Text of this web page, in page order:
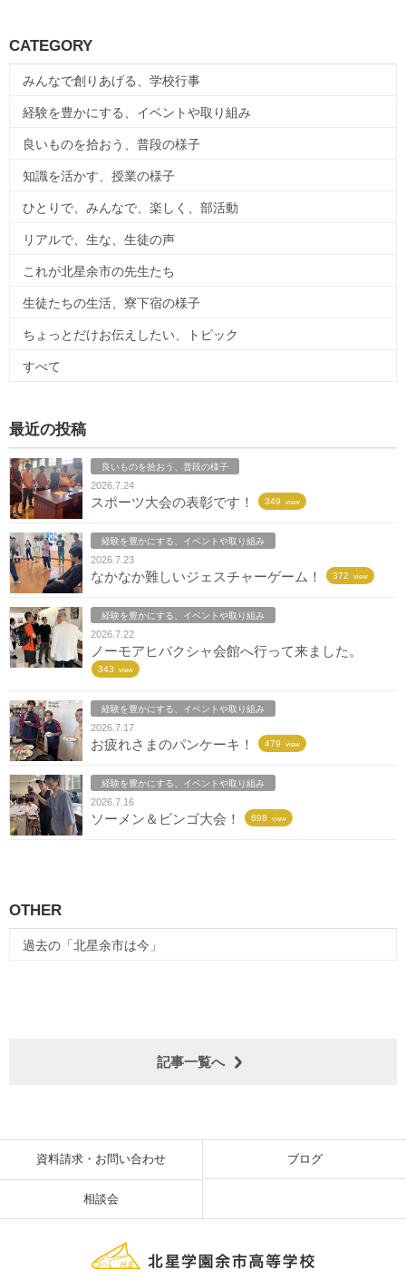
CATEGORY
みんなで創りあげる、学校行事
経験を豊かにする、イベントや取り組み
良いものを拾おう、普段の様子
知識を活かす、授業の様子
ひとりで、みんなで、楽しく、部活動
リアルで、生な、生徒の声
これが北星余市の先生たち
生徒たちの生活、寮下宿の様子
ちょっとだけお伝えしたい、トピック
すべて
最近の投稿
良いものを拾おう、普段の様子
2026.7.24
スポーツ大会の表彰です！ 349 view
経験を豊かにする、イベントや取り組み
2026.7.23
なかなか難しいジェスチャーゲーム！ 372 view
経験を豊かにする、イベントや取り組み
2026.7.22
ノーモアヒバクシャ会館へ行って来ました。
343 view
経験を豊かにする、イベントや取り組み
2026.7.17
お疲れさまのパンケーキ！ 479 view
経験を豊かにする、イベントや取り組み
2026.7.16
ソーメン＆ビンゴ大会！ 698 view
OTHER
過去の「北星余市は今」
記事一覧へ
資料請求・お問い合わせ ブログ
相談会